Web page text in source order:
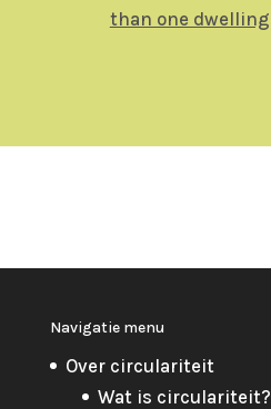
than one dwelling
Navigatie menu
Over circulariteit
Wat is circulariteit?